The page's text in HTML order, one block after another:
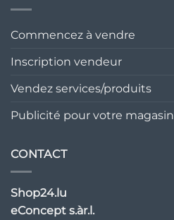
Commencez à vendre
Inscription vendeur
Vendez services/produits
Publicité pour votre magasin
CONTACT
Shop24.lu
eConcept s.àr.l.